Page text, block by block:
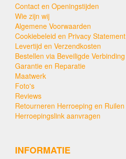
Contact en Openingstijden
Wie zijn wij
Algemene Voorwaarden
Cookiebeleid en Privacy Statement
Levertijd en Verzendkosten
Bestellen via Beveiligde Verbinding
Garantie en Reparatie
Maatwerk
Foto's
Reviews
Retourneren Herroeping en Ruilen
Herroepingslink aanvragen
INFORMATIE